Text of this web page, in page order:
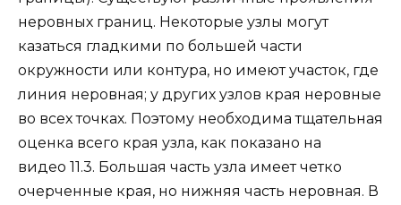
неровных границ. Некоторые узлы могут
казаться гладкими по большей части
окружности или контура, но имеют участок, где
линия неровная; у других узлов края неровные
во всех точках. Поэтому необходима тщательная
оценка всего края узла, как показано на
видео 11.3. Большая часть узла имеет четко
очерченные края, но нижняя часть неровная. В